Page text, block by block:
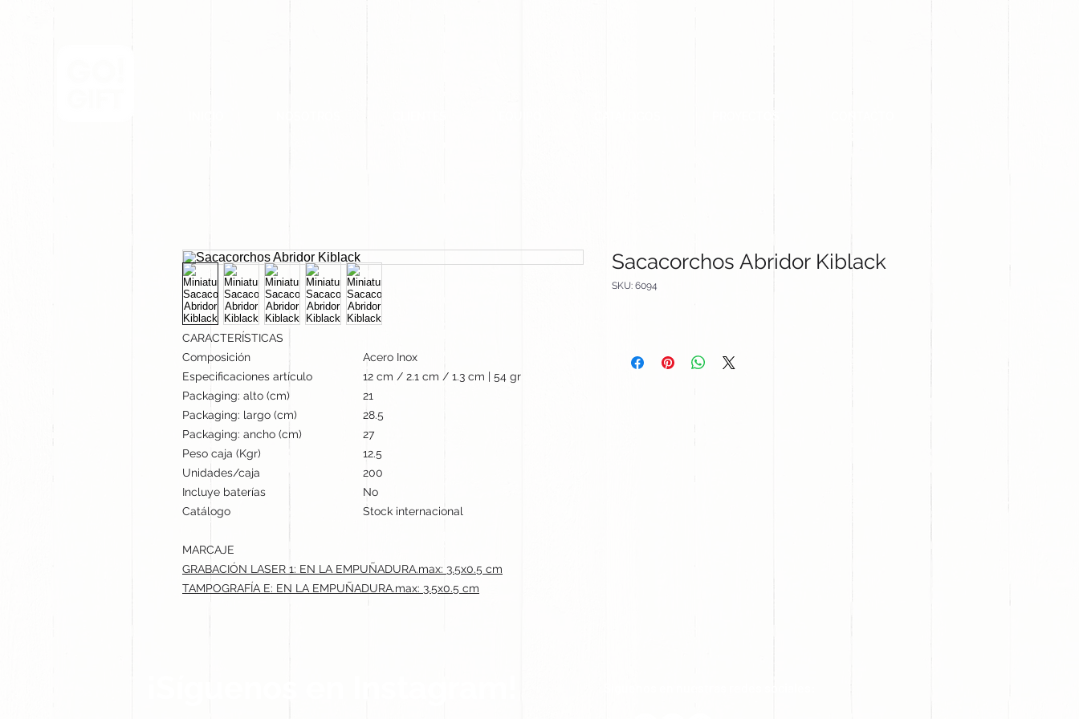
CARACTERÍSTICAS
Composición
Acero Inox
Especificaciones artículo
12 cm / 2.1 cm / 1.3 cm | 54 gr
Packaging: alto (cm)
21
Packaging: largo (cm)
28.5
Packaging: ancho (cm)
27
Peso caja (Kgr)
12.5
Unidades/caja
200
Incluye baterías
No
Catálogo
Stock internacional
MARCAJE
GRABACIÓN LASER 1: EN LA EMPUÑADURA.max: 3.5x0.5 cm
TAMPOGRAFÍA E: EN LA EMPUÑADURA.max: 3.5x0.5 cm
Sacacorchos Abridor Kiblack
SKU: 6094